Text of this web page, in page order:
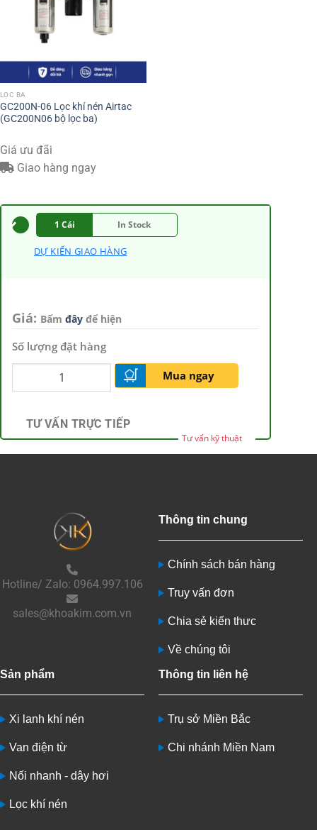
LỌC BA
GC200N-06 Lọc khí nén Airtac
(GC200N06 bộ lọc ba)
Giá ưu đãi
Giao hàng ngay
1 Cái In Stock
DỰ KIẾN GIAO HÀNG
Giá: Bấm đây để hiện
Số lượng đặt hàng
Mua ngay
TƯ VẤN TRỰC TIẾP
Tư vấn kỹ thuật
Hotline/ Zalo: 0964.997.106
sales@khoakim.com.vn
Thông tin chung
Chính sách bán hàng
Truy vấn đơn
Chia sẻ kiến thưc
Về chúng tôi
Sản phẩm
Xi lanh khí nén
Van điện từ
Nối nhanh - dây hơi
Lọc khí nén
Thông tin liên hệ
Trụ sở Miền Bắc
Chi nhánh Miền Nam